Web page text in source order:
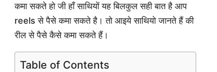
कमा सकते हो जी हाँ साथियों यह बिलकुल सही बात है आप
reels से पैसे कमा सकते है। तो आइये साथियो जानते हैं की
रील से पैसे कैसे कमा सकते हैं।
Table of Contents